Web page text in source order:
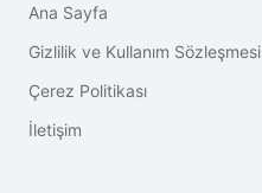
Ana Sayfa
Gizlilik ve Kullanım Sözleşmesi
Çerez Politikası
İletişim